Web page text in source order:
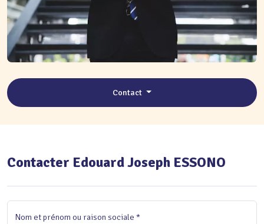
Contact
Contacter Edouard Joseph ESSONO
Nom et prénom ou raison sociale *